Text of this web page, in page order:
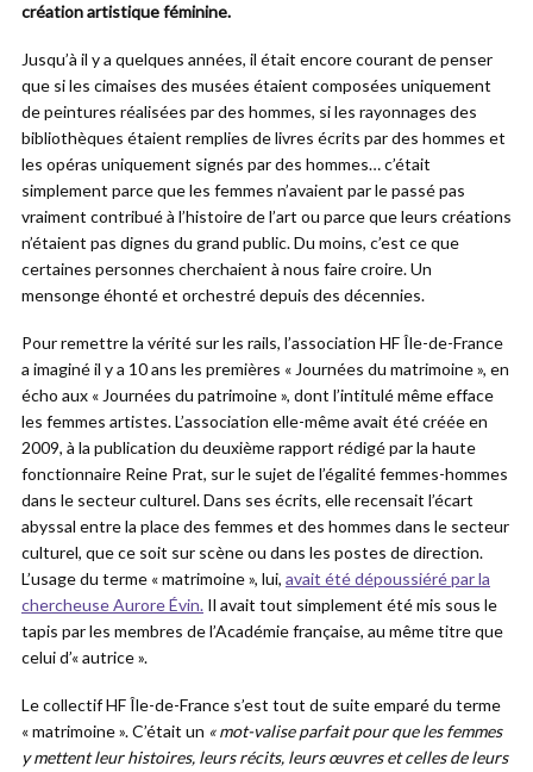
création artistique féminine.
Jusqu’à il y a quelques années, il était encore courant de penser
que si les cimaises des musées étaient composées uniquement
de peintures réalisées par des hommes, si les rayonnages des
bibliothèques étaient remplies de livres écrits par des hommes et
les opéras uniquement signés par des hommes… c’était
simplement parce que les femmes n’avaient par le passé pas
vraiment contribué à l’histoire de l’art ou parce que leurs créations
n’étaient pas dignes du grand public. Du moins, c’est ce que
certaines personnes cherchaient à nous faire croire. Un
mensonge éhonté et orchestré depuis des décennies.
Pour remettre la vérité sur les rails, l’association HF Île-de-France
a imaginé il y a 10 ans les premières « Journées du matrimoine », en
écho aux « Journées du patrimoine », dont l’intitulé même efface
les femmes artistes. L’association elle-même avait été créée en
2009, à la publication du deuxième rapport rédigé par la haute
fonctionnaire Reine Prat, sur le sujet de l’égalité femmes-hommes
dans le secteur culturel. Dans ses écrits, elle recensait l’écart
abyssal entre la place des femmes et des hommes dans le secteur
culturel, que ce soit sur scène ou dans les postes de direction.
L’usage du terme « matrimoine », lui, avait été dépoussiéré par la
chercheuse Aurore Évin. Il avait tout simplement été mis sous le
tapis par les membres de l’Académie française, au même titre que
celui d’« autrice ».
Le collectif HF Île-de-France s’est tout de suite emparé du terme
« matrimoine ». C’était un « mot-valise parfait pour que les femmes
y mettent leur histoires, leurs récits, leurs œuvres et celles de leurs